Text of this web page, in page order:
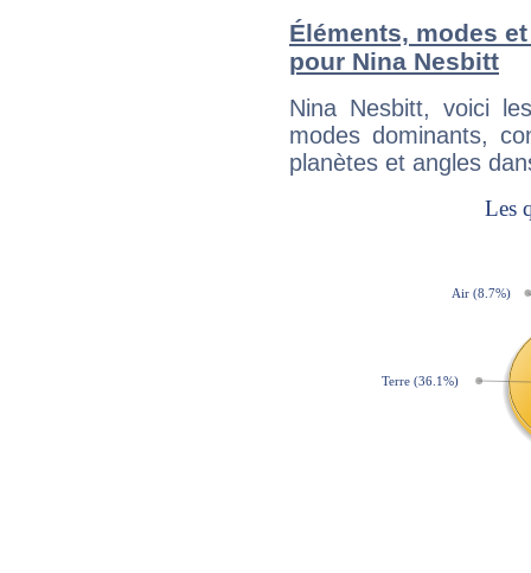
Éléments, modes
pour Nina Nesbitt
Nina Nesbitt, voici
modes dominants,
planètes et angles